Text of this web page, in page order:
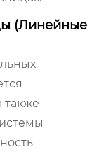
(Линейные
также